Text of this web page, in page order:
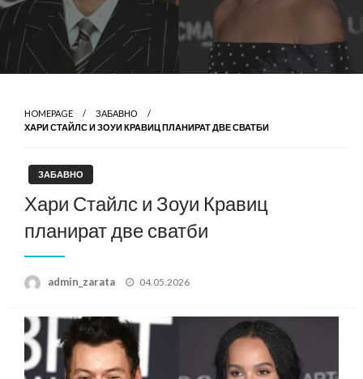
HOMEPAGE
ЗАБАВНО
ХАРИ СТАЙЛС И ЗОУИ КРАВИЦ ПЛАНИРАТ ДВЕ СВАТБИ
ЗАБАВНО
Хари Стайлс и Зоуи Кравиц
планират две сватби
admin_zarata
Posted
04.05.2026